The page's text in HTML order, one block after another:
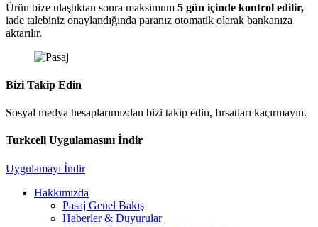
Ürün bize ulaştıktan sonra maksimum 5 gün içinde kontrol edilir,
iade talebiniz onaylandığında paranız otomatik olarak bankanıza
aktarılır.
Bizi Takip Edin
Sosyal medya hesaplarımızdan bizi takip edin, fırsatları kaçırmayın.
Turkcell Uygulamasını İndir
Uygulamayı İndir
Hakkımızda
Pasaj Genel Bakış
Haberler & Duyurular